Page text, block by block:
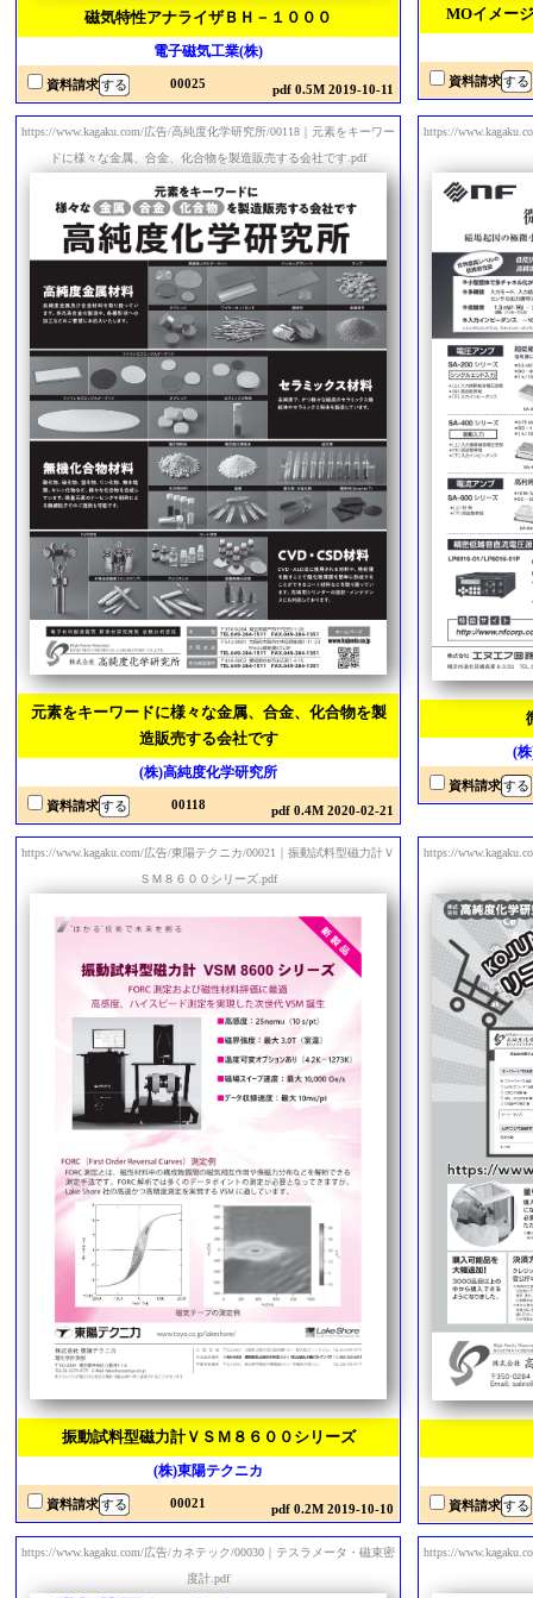
磁気特性アナライザＢＨ－１０００
電子磁気工業(株)
資料請求 00025 pdf 0.5M 2019-10-11
MOイメー
資料請求
https://www.kagaku.com/広告/高純度化学研究所/00118｜元素をキーワー
ドに様々な金属、合金、化合物を製造販売する会社です.pdf
元素をキーワードに様々な金属、合金、化合物を製
造販売する会社です
(株)高純度化学研究所
資料請求 00118 pdf 0.4M 2020-02-21
https://
(
資料請求
https://www.kagaku.com/広告/東陽テクニカ/00021｜振動試料型磁力計Ｖ
ＳＭ８６００シリーズ.pdf
振動試料型磁力計ＶＳＭ８６００シリーズ
(株)東陽テクニカ
資料請求 00021 pdf 0.2M 2019-10-10
https://
資料請求
https://www.kagaku.com/広告/カネテック/00030｜テスラメータ・磁束密
度計.pdf
https://